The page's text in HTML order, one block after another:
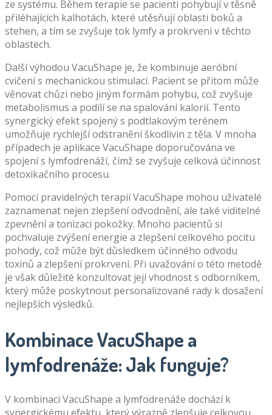
ze systému. Během terapie se pacienti pohybují v těsně
přiléhajících kalhotách, které utěsňují oblasti boků a
stehen, a tím se zvyšuje tok lymfy a prokrvení v těchto
oblastech.
Další výhodou VacuShape je, že kombinuje aeróbní
cvičení s mechanickou stimulací. Pacient se přitom může
věnovat chůzi nebo jiným formám pohybu, což zvyšuje
metabolismus a podílí se na spalování kalorií. Tento
synergický efekt spojený s podtlakovým terénem
umožňuje rychlejší odstranění škodlivin z těla. V mnoha
případech je aplikace VacuShape doporučována ve
spojení s lymfodrenáží, čímž se zvyšuje celková účinnost
detoxikačního procesu.
Pomocí pravidelných terapií VacuShape mohou uživatelé
zaznamenat nejen zlepšení odvodnění, ale také viditelné
zpevnění a tonizaci pokožky. Mnoho pacientů si
pochvaluje zvýšení energie a zlepšení celkového pocitu
pohody, což může být důsledkem účinného odvodu
toxinů a zlepšení prokrvení. Při uvažování o této metodě
je však důležité konzultovat její vhodnost s odborníkem,
který může poskytnout personalizované rady k dosažení
nejlepších výsledků.
Kombinace VacuShape a
lymfodrenáže: Jak funguje?
V kombinaci VacuShape a lymfodrenáže dochází k